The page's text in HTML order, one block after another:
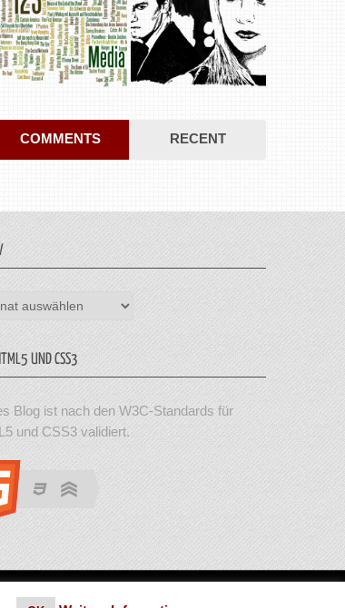
COMMENTS RECENT
UND CSS3
Blog ist nach den W3C-Standards für
und CSS3 validiert.
Impressum